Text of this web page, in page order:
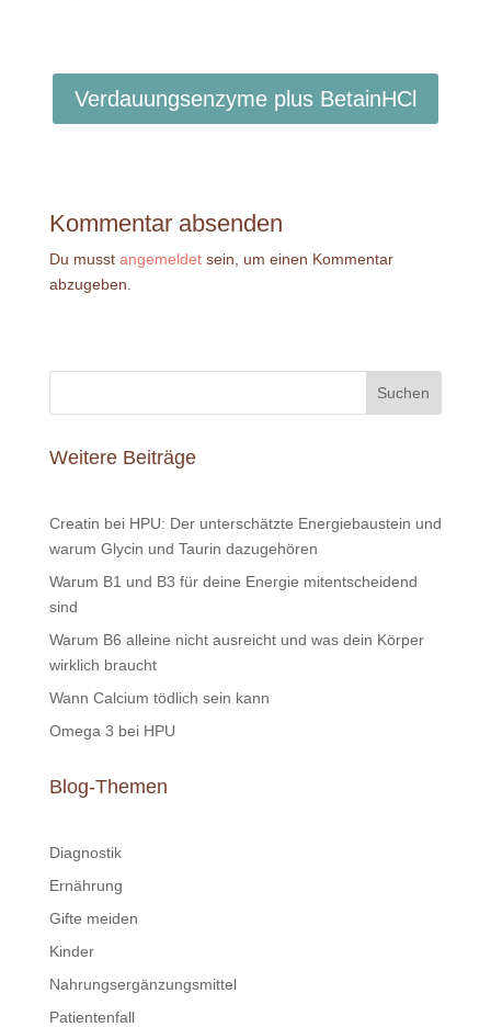
Verdauungsenzyme plus BetainHCl
Kommentar absenden
Du musst angemeldetsein, um einen Kommentar
abzugeben.
Suchen
Weitere Beiträge
Creatin bei HPU: Der unterschätzte Energiebaustein und
warum Glycin und Taurin dazugehören
Warum B1 und B3 für deine Energie mitentscheidend
sind
Warum B6 alleine nicht ausreicht und was dein Körper
wirklich braucht
Wann Calcium tödlich sein kann
Omega 3 bei HPU
Blog-Themen
Diagnostik
Ernährung
Gifte meiden
Kinder
Nahrungsergänzungsmittel
Patientenfall